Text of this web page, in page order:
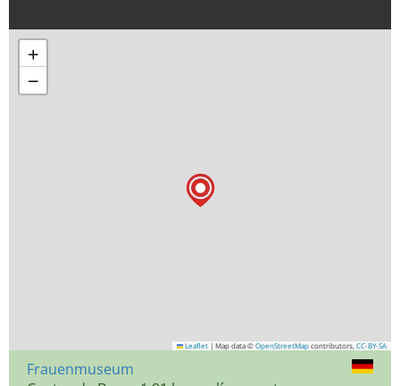
+
−
Leaflet | Map data © OpenStreetMap contributors, CC-BY-SA
Frauenmuseum